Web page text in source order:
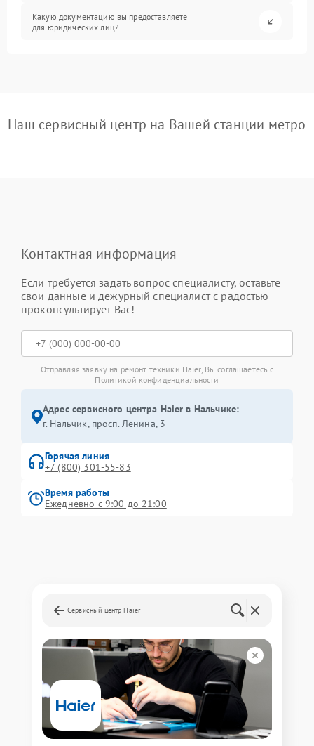
Какую документацию вы предоставляете
для юридических лиц?
Наш сервисный центр на Вашей станции метро
Контактная информация
Если требуется задать вопрос специалисту, оставьте
свои данные и дежурный специалист с радостью
проконсультирует Вас!
Отправляя заявку на ремонт техники Haier, Вы соглашаетесь с
Политикой конфиденциальности
Адрес сервисного центра Haier в Нальчике:
г. Нальчик, просп. Ленина, 3
Горячая линия
+7 (800) 301-55-83
Время работы
Ежедневно с 9:00 до 21:00
Сервисный центр Haier